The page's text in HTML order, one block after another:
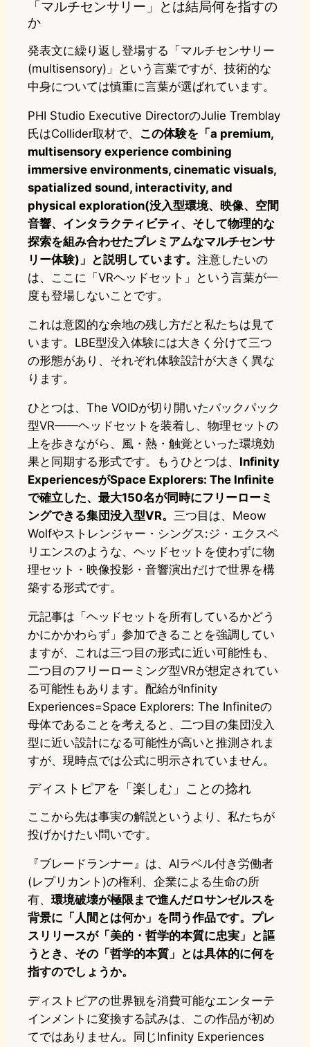
「マルチセンサリー」とは結局何を指すの
か
発表文に繰り返し登場する「マルチセンサリー
(multisensory)」という言葉ですが、技術的な
中身については慎重に言葉が選ばれています。
PHI Studio Executive DirectorのJulie Tremblay
氏はCollider取材で、 この体験を「a premium,
multisensory experience combining
immersive environments, cinematic visuals,
spatialized sound, interactivity, and
physical exploration(没入型環境、映像、空間
音響、インタラクティビティ、そして物理的な
探索を組み合わせたプレミアムなマルチセンサ
リー体験)」と説明しています。 注意したいの
は、ここに「VRヘッドセット」という言葉が一
度も登場しないことです。
これは意図的な余地の残し方だと私たちは見て
います。LBE型没入体験には大きく分けて三つ
の形態があり、それぞれ体験設計が大きく異な
ります。
ひとつは、The VOIDが切り開いたバックパック
型VR——ヘッドセットを装着し、物理セットの
上を歩きながら、風・熱・触覚といった環境効
果と同期する形式です。もうひとつは、 Infinity
ExperiencesがSpace Explorers: The Infinite
で確立した、最大150名が同時にフリーローミ
ングできる集団没入型VR。 三つ目は、Meow
Wolfやストレンジャー・シングス:ジ・エクスペ
リエンスのような、ヘッドセットを使わずに物
理セット・映像投影・音響演出だけで世界を構
築する形式です。
元記事は「ヘッドセットを所有しているかどう
かにかかわらず」参加できることを強調してい
ますが、これは三つ目の形式に近い可能性も、
二つ目のフリーローミング型VRが想定されてい
る可能性もあります。配給がInfinity
Experiences=Space Explorers: The Infiniteの
母体であることを考えると、二つ目の集団没入
型に近い設計になる可能性が高いと推測されま
すが、現時点では公式に明示されていません。
ディストピアを「楽しむ」ことの捻れ
ここから先は事実の解説というより、私たちが
投げかけたい問いです。
『ブレードランナー』は、AIラベル付き労働者
(レプリカント)の権利、企業による生命の所
有、 環境破壊が極限まで進んだロサンゼルスを
背景に「人間とは何か」を問う作品です。プレ
スリリースが「美的・哲学的本質に忠実」と謳
うとき、その「哲学的本質」とは具体的に何を
指すのでしょうか。
ディストピアの世界観を消費可能なエンターテ
インメントに変換する試みは、この作品が初め
てではありません。同じInfinity Experiences